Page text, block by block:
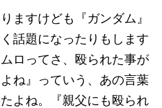
ますけども『ガンダム』
話題になったりもします
ロってさ、殴られた事が
ね』っていう、あの言葉
よね。『親父にも殴られ